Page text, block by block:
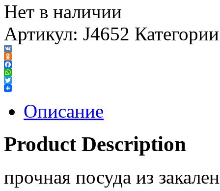
Нет в наличии
Артикул: J4652
VK
Odnoklassniki
Facebook
WhatsApp
Twitter
Описание
Product Description
прочная посуда из